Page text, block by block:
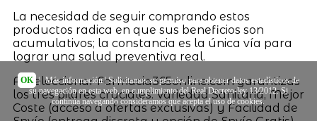
La necesidad de seguir comprando estos
productos radica en que sus beneficios son
acumulativos; la constancia es la única vía para
lograr una salud preventiva real.
Al seleccionar Farmacia365online.com garantizas
los tres pilares cruciales: Variedad Sanitaria, Mejor
Coste (acceso a ofertas exclusivas) y Facilidad de
OK | Más información| Solicitamos su permiso para obtener datos estadísticos de
su navegación en esta web, en cumplimiento del Real Decreto-ley 13/2012. Si
continúa navegando consideramos que acepta el uso de cookies.